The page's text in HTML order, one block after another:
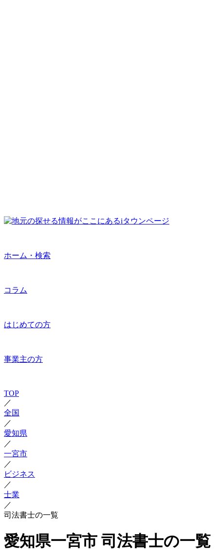
ホーム・検索
コラム
はじめての方
事業主の方
TOP
／
全国
／
愛知県
／
一宮市
／
ビジネス
／
士業
／
司法書士の一覧
愛知県一宮市 司法書士の一覧